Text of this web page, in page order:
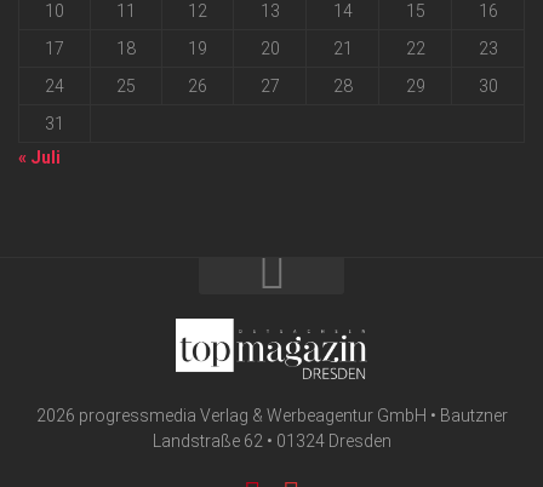
10
11 12 13 14 15
16
17
18 19 20 21 22
23
24
25 26 27 28 29
30
31
« Juli
2026 progressmedia Verlag & Werbeagentur GmbH • Bautzner
Landstraße 62 • 01324 Dresden